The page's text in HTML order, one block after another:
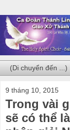
9 tháng 10, 2015
Trong vài
sẽ có thể